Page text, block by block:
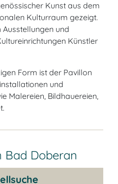
Kunst aus dem
Kulturraum gezeigt.
und
Künstler
Form ist der Pavillon
und
Malereien, Bildhauereien,
Bad Doberan